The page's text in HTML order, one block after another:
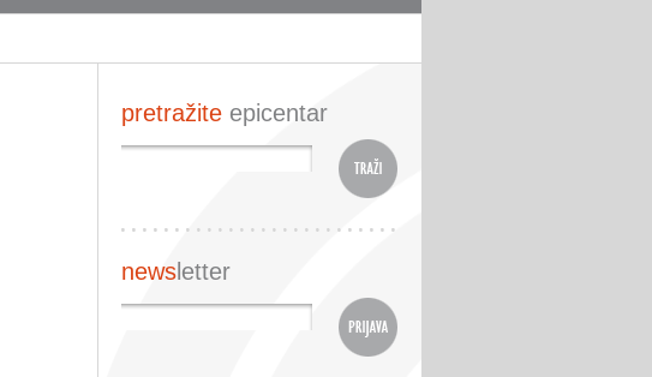
pretražite epicentar
news letter